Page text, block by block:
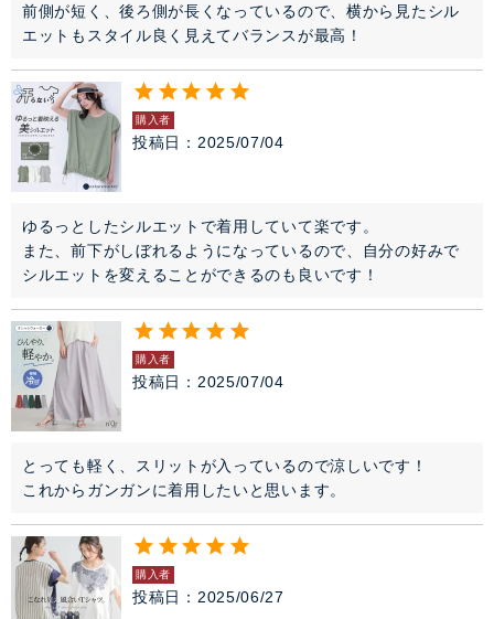
前側が短く、後ろ側が長くなっているので、横から見たシル
エットもスタイル良く見えてバランスが最高！
購入者
投稿日 2025/07/04
ゆるっとしたシルエットで着用していて楽です。
また、前下がしぼれるようになっているので、自分の好みで
シルエットを変えることができるのも良いです！
購入者
投稿日 2025/07/04
とっても軽く、スリットが入っているので涼しいです！
購入者
投稿日 2025/06/27